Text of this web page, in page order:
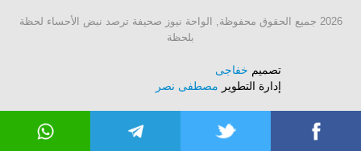
2026 جميع الحقوق محفوظة, الواحة نيوز صحيفة ترصد نبض الأحساء لحظة
بلحظة
تصميم خفاجى
إدارة التطوير مصطفى نصر